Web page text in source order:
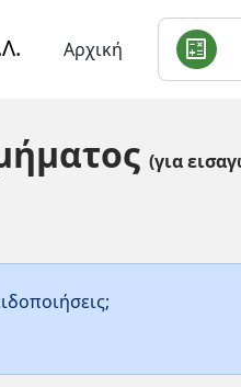
Αρχική calculate
(για